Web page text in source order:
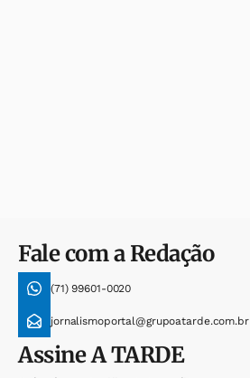
Fale com a Redação
(71) 99601-0020
jornalismoportal@grupoatarde.com.br
AssineA TARDE